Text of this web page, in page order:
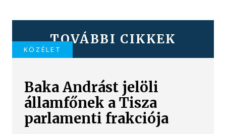
TOVÁBBI CIKKEK
KÖZÉLET
Baka Andrást jelöli
államfőnek a Tisza
parlamenti frakciója